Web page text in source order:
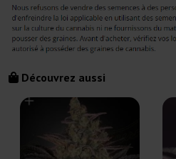
Découvrez aussi